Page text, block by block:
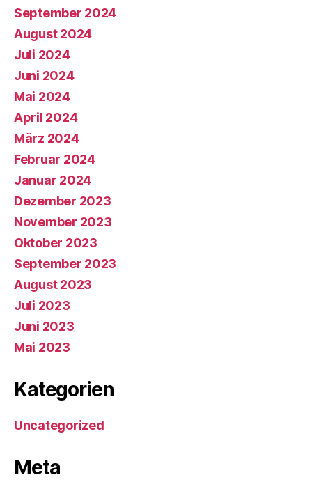
September 2024
August 2024
Juli 2024
Juni 2024
Mai 2024
April 2024
März 2024
Februar 2024
Januar 2024
Dezember 2023
November 2023
Oktober 2023
September 2023
August 2023
Juli 2023
Juni 2023
Mai 2023
Kategorien
Uncategorized
Meta